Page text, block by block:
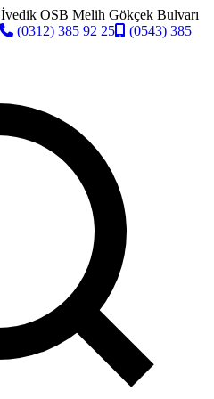
İvedik OSB Melih Gökçek Bulvarı
(0312) 385 92 25
(0543) 385